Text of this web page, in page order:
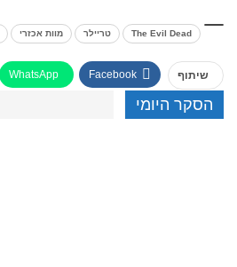
The Evil Dead טריילר מוות אכזרי
שיתוף Facebook
WhatsApp
הסקר היומי